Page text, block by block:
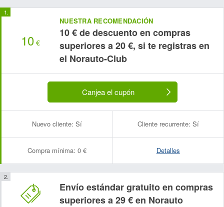
10€
NUESTRA RECOMENDACIÓN
10 € de descuento en compras
superiores a 20 €, si te registras en
el Norauto-Club
Canjea el cupón
Nuevo cliente: Sí Cliente recurrente: Sí
Compra mínima: 0 € Detalles
Envío estándar gratuito en compras
superiores a 29 € en Norauto